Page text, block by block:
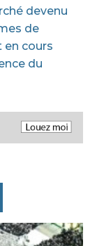
devenu
de
en cours
du